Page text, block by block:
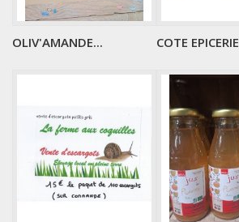
OLIV'AMANDE... COTE EPICERIE